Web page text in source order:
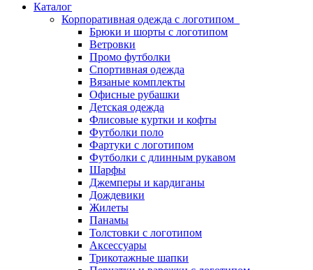
Каталог
Корпоративная одежда с логотипом
Брюки и шорты с логотипом
Ветровки
Промо футболки
Спортивная одежда
Вязаные комплекты
Офисные рубашки
Детская одежда
Флисовые куртки и кофты
Футболки поло
Фартуки с логотипом
Футболки с длинным рукавом
Шарфы
Джемперы и кардиганы
Дождевики
Жилеты
Панамы
Толстовки с логотипом
Аксессуары
Трикотажные шапки